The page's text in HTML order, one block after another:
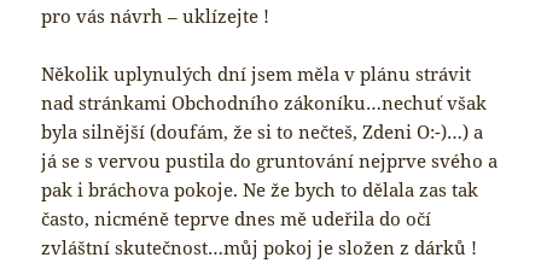
pro vás návrh – uklízejte !
Několik uplynulých dní jsem měla v plánu strávit
nad stránkami Obchodního zákoníku…nechuť však
byla silnější (doufám, že si to nečteš, Zdeni O:-)…) a
já se s vervou pustila do gruntování nejprve svého a
pak i bráchova pokoje. Ne že bych to dělala zas tak
často, nicméně teprve dnes mě udeřila do očí
zvláštní skutečnost…můj pokoj je složen z dárků !